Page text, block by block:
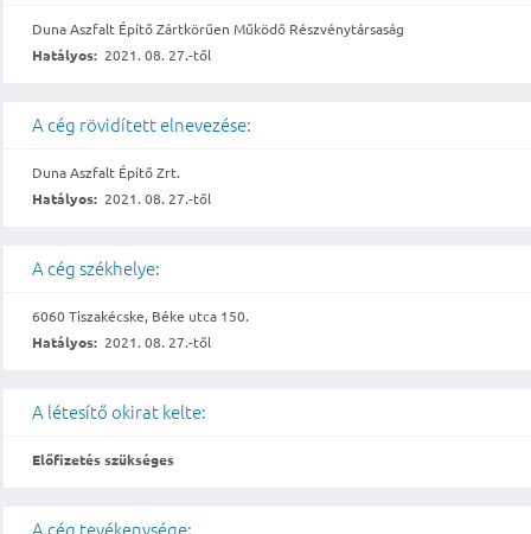
Duna Aszfalt Építő Zártkörűen Működő Részvénytársaság
Hatályos: 2021. 08. 27.-től
A cég rövidített elnevezése:
Duna Aszfalt Építő Zrt.
Hatályos: 2021. 08. 27.-től
A cég székhelye:
6060 Tiszakécske, Béke utca 150.
Hatályos: 2021. 08. 27.-től
A létesítő okirat kelte:
Előfizetés szükséges
A cég tevékenysége: